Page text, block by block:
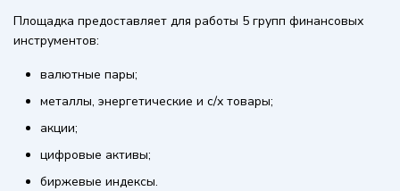
Площадка предоставляет для работы 5 групп финансовых
инструментов:
валютные пары;
металлы, энергетические и с/х товары;
акции;
цифровые активы;
биржевые индексы.